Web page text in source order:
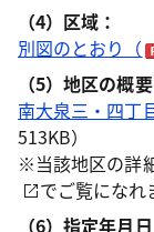
（4） 区域：
別図のとおり（
（5）地区の概要
南大泉三・四丁
513KB）
※当該地区の詳
でご覧になれ
（6）指定年月日